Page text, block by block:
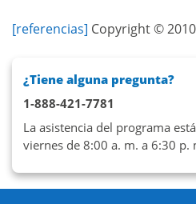
[referencias] Copyright ©
¿Tiene alguna pregunta?
1-888-421-7781
La asistencia del programa
viernes de 8:00 a. m. a 6:30 p.